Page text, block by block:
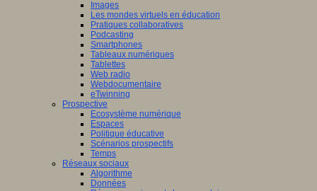
Images
Les mondes virtuels en éducation
Pratiques collaboratives
Podcasting
Smartphones
Tableaux numériques
Tablettes
Web radio
Webdocumentaire
eTwinning
Prospective
Ecosystème numérique
Espaces
Politique éducative
Scénarios prospectifs
Temps
Réseaux sociaux
Algorithme
Données